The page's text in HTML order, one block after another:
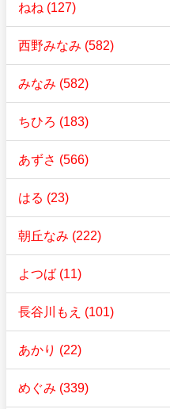
ねね (127)
西野みなみ (582)
みなみ (582)
ちひろ (183)
あずさ (566)
はる (23)
朝丘なみ (222)
よつば (11)
長谷川もえ (101)
あかり (22)
めぐみ (339)